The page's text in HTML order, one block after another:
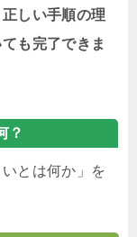
しい手順の理
も完了できま
？
とは何か」を